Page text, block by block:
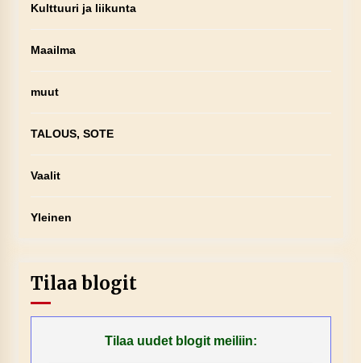
Kulttuuri ja liikunta
Maailma
muut
TALOUS, SOTE
Vaalit
Yleinen
Tilaa blogit
Tilaa uudet blogit meiliin: